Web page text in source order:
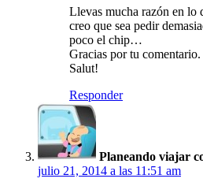
Llevas mucha razón en lo
creo que sea pedir
poco el chip…
Gracias por tu comentario.
Salut!
Responder
Planeando viajar
julio 21, 2014 a las 11:51 am